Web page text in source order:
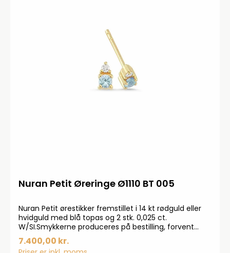
Nuran Petit Øreringe Ø1110 BT 005
Nuran Petit ørestikker fremstillet i 14 kt rødguld eller
hvidguld med blå topas og 2 stk. 0,025 ct.
W/SI.Smykkerne produceres på bestilling, forvent
derfor en leveringstid på op til 14 dageHar du
specielle ønsker, kontakt da gerne kundeservice på
7.400,00 kr.